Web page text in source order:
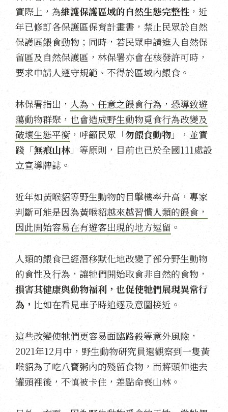
實際上，為維護保護區域的自然生態完整性 ，近
年已修訂各保護區保育計畫書，禁止民眾於自然
保護區餵食動物；同時，若民眾申請進入自然保
留區及自然保護區，林保署亦會在核發許可時，
要求申請人遵守規範、不得於區域內餵食。
林保署指出， 人為、任意之餵食行為，恐導致遊
蕩動物群聚，也會造成野生動物覓食行為改變及
破壞生態平衡 ，呼籲民眾「勿餵食動物」，並實
踐「無痕山林」等原則，目前也已於全國111處設
立宣導牌誌。
近年如黃喉貂等野生動物的目擊機率升高，專家
判斷可能是因為黃喉貂越來越習慣人類的餵食，
因此開始容易在有遊客出現的地方逗留 。
人類的餵食已經潛移默化地改變了部分野生動物
的食性及行為，讓牠們開始取食非自然的食物，
損害其健康與動物福利，也促使牠們展現異常行
為， 比如在看見車子時追逐及意圖接近。
這些改變使牠們更容易面臨路殺等意外風險，
2021年12月中，野生動物研究員還觀察到一隻黃
喉貂為了吃八寶粥內的殘留食物，而將頭伸進去
罐頭裡後，不慎被卡住，差點命喪山林。